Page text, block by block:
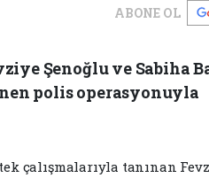
ABONE OL
Şenoğlu ve Sabiha
polis operasyonuyla
çalışmalarıyla tanınan